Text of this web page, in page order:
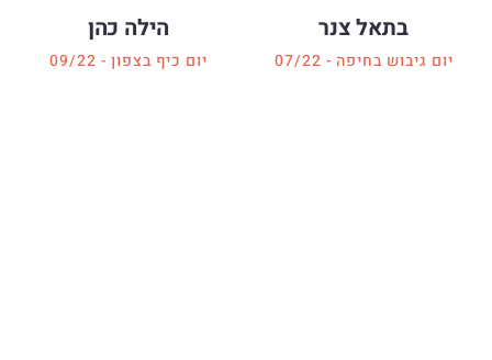
בתאל צנר
יום גיבוש בחיפה - 07/22
הילה כהן
יום כיף בצפון - 09/22